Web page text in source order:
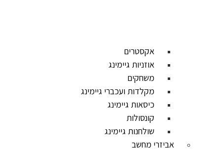
אקסטרים
אוזניות גיימינג
משחקים
מקלדות ועכברי גיימינג
כיסאות גיימינג
קונסולות
שולחנות גיימינג
אביזרי מחשב